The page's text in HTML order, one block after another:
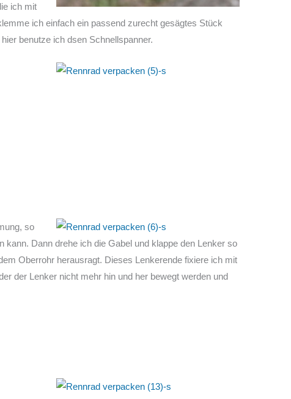
ich mit
ich einfach ein passend zurecht gesägtes Stück
benutze ich dsen Schnellspanner.
so
kann. Dann drehe ich die Gabel und klappe den Lenker so
Oberrohr herausragt. Dieses Lenkerende fixiere ich mit
der Lenker nicht mehr hin und her bewegt werden und